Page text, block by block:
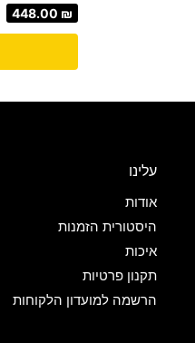
448.00 ₪
עלינו
אודות
היסטורית הזמנות
איכות
תקנון פרטיות
הרשמה למועדון הלקוחות